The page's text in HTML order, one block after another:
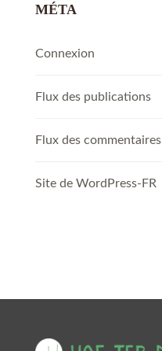
MÉTA
Connexion
Flux des publications
Flux des commentaires
Site de WordPress-FR